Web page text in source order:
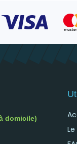
domicile)